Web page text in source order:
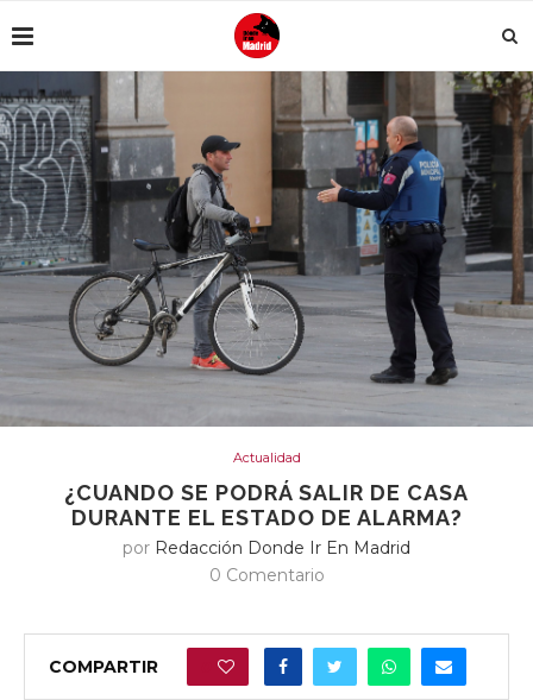
Actualidad
¿CUANDO SE PODRÁ SALIR DE CASA
DURANTE EL ESTADO DE ALARMA?
por Redacción Donde Ir En Madrid
0 Comentario
COMPARTIR